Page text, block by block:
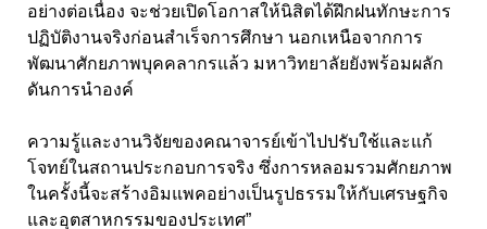
อย่างต่อเนื่อง จะช่วยเปิดโอกาสให้นิสิตได้ฝึกฝนทักษะการ
ปฏิบัติงานจริงก่อนสำเร็จการศึกษา นอกเหนือจากการ
พัฒนาศักยภาพบุคคลากรแล้ว มหาวิทยาลัยยังพร้อมผลัก
ดันการนำองค์
ความรู้และงานวิจัยของคณาจารย์เข้าไปปรับใช้และแก้
โจทย์ในสถานประกอบการจริง ซึ่งการหลอมรวมศักยภาพ
ในครั้งนี้จะสร้างอิมแพคอย่างเป็นรูปธรรมให้กับเศรษฐกิจ
และอุตสาหกรรมของประเทศ”